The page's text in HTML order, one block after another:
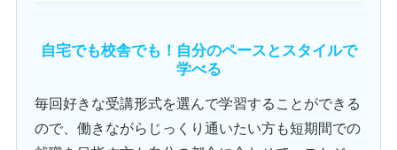
自宅でも校舎でも！自分のペースとスタイルで
学べる
毎回好きな受講形式を選んで学習することができる
ので、働きながらじっくり通いたい方も短期間での